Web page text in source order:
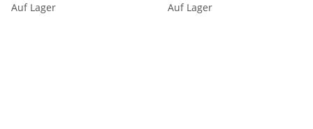
Auf Lager
Auf Lager